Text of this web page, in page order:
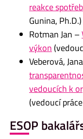
reakce
Gunina, Ph.D.)
Rotman Jan –
výkon
Veberová,
vedoucích k
(vedoucí
ESOP